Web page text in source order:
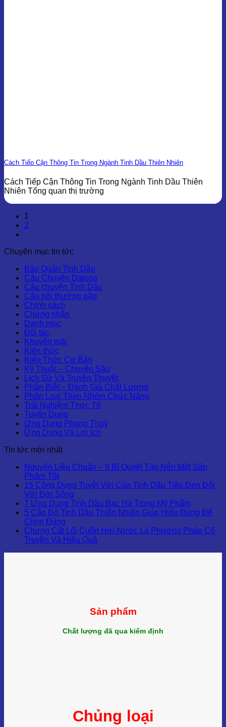
Cách Tiếp Cận Thông Tin Trong Ngành Tinh Dầu Thiên Nhiên
Cách Tiếp Cận Thông Tin Trong Ngành Tinh Dầu Thiên
Nhiên Tổng quan thị trường
1
2
Chuyên mục tin tức
Bảo Quản Tinh Dầu
Câu Chuyện Dalosa
Câu chuyện Tinh Dầu
Câu hỏi thường gặp
Chính sách
Chứng nhận
Danh mục
Đối tác
Khuyến mãi
Kiến thức
Kiến Thức Cơ Bản
Kỹ Thuật – Chuyên Sâu
Lịch Sử Và Truyền Thuyết
Phân Biệt – Đánh Giá Chất Lượng
Phân Loại Theo Nhóm Chức Năng
Trải Nghiệm Thực Tế
Tuyển Dụng
Ứng Dụng Phong Thuỷ
Ứng Dụng Và Lợi Ích
Tin tức mới nhất
Nguyên Liệu Chuẩn – 9 Bí Quyết Tạo Nên Một Sản
Phẩm Tốt
15 Công Dụng Tuyệt Vời Của Tinh Dầu Tiêu Đen Đối
Với Đời Sống
7 Ứng Dụng Tinh Dầu Bạc Hà Trong Mỹ Phẩm
5 Cấp Độ Tinh Dầu Thiên Nhiên Giúp Hiểu Đúng Để
Chọn Đúng
Chưng Cất Lôi Cuốn Hơi Nước Là Phương Pháp Cổ
Truyền Và Hiệu Quả
Sản phẩm
Chất lượng đã qua kiểm định
Chủng loại